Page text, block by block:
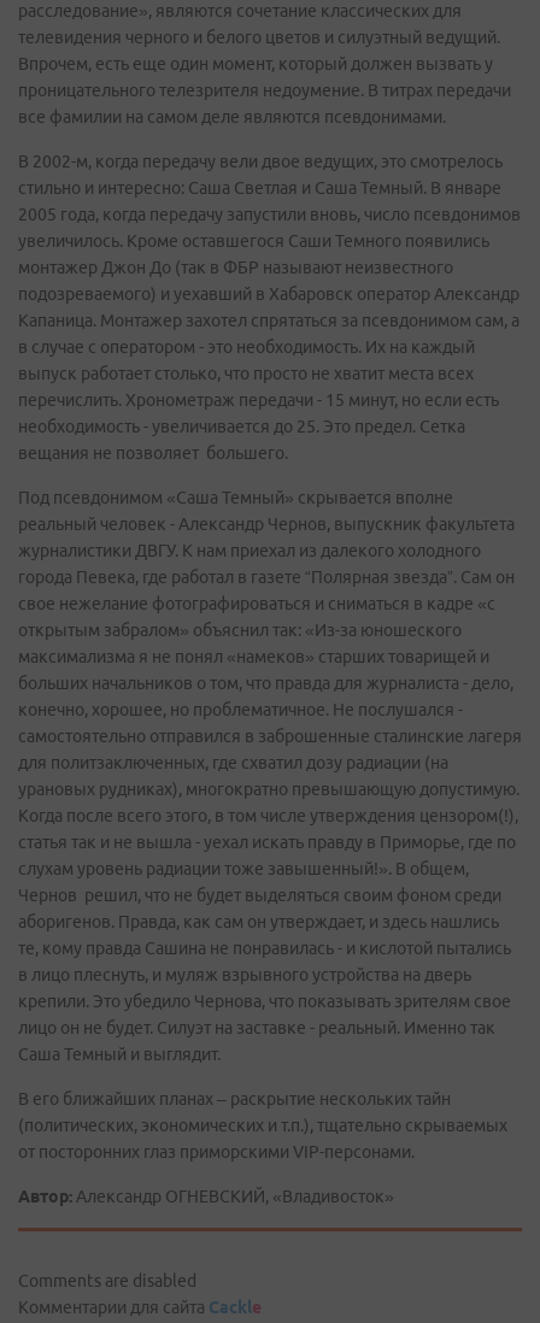
расследование», являются сочетание классических для
телевидения черного и белого цветов и силуэтный ведущий.
Впрочем, есть еще один момент, который должен вызвать у
проницательного телезрителя недоумение. В титрах передачи
все фамилии на самом деле являются псевдонимами.
В 2002-м, когда передачу вели двое ведущих, это смотрелось
стильно и интересно: Саша Светлая и Саша Темный. В январе
2005 года, когда передачу запустили вновь, число псевдонимов
увеличилось. Кроме оставшегося Саши Темного появились
монтажер Джон До (так в ФБР называют неизвестного
подозреваемого) и уехавший в Хабаровск оператор Александр
Капаница. Монтажер захотел спрятаться за псевдонимом сам, а
в случае с оператором - это необходимость. Их на каждый
выпуск работает столько, что просто не хватит места всех
перечислить. Хронометраж передачи - 15 минут, но если есть
необходимость - увеличивается до 25. Это предел. Сетка
вещания не позволяет большего.
Под псевдонимом «Саша Темный» скрывается вполне
реальный человек - Александр Чернов, выпускник факультета
журналистики ДВГУ. К нам приехал из далекого холодного
города Певека, где работал в газете “Полярная звезда”. Сам он
свое нежелание фотографироваться и сниматься в кадре «с
открытым забралом» объяснил так: «Из-за юношеского
максимализма я не понял «намеков» старших товарищей и
больших начальников о том, что правда для журналиста - дело,
конечно, хорошее, но проблематичное. Не послушался -
самостоятельно отправился в заброшенные сталинские лагеря
для политзаключенных, где схватил дозу радиации (на
урановых рудниках), многократно превышающую допустимую.
Когда после всего этого, в том числе утверждения цензором(!),
статья так и не вышла - уехал искать правду в Приморье, где по
слухам уровень радиации тоже завышенный!». В общем,
Чернов решил, что не будет выделяться своим фоном среди
аборигенов. Правда, как сам он утверждает, и здесь нашлись
те, кому правда Сашина не понравилась - и кислотой пытались
в лицо плеснуть, и муляж взрывного устройства на дверь
крепили. Это убедило Чернова, что показывать зрителям свое
лицо он не будет. Силуэт на заставке - реальный. Именно так
Саша Темный и выглядит.
В его ближайших планах – раскрытие нескольких тайн
(политических, экономических и т.п.), тщательно скрываемых
от посторонних глаз приморскими VIP-персонами.
Автор: Александр ОГНЕВСКИЙ, «Владивосток»
Comments are disabled
Комментарии для сайта Cackle